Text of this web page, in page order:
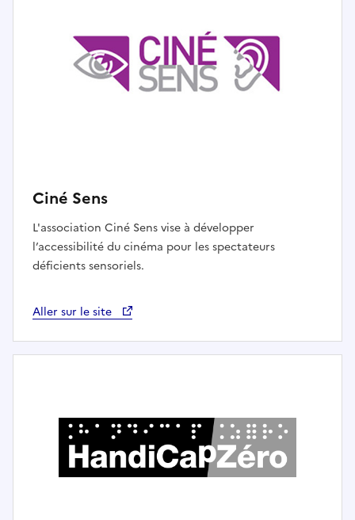
Ciné Sens
L'association Ciné Sens vise à développer
l’accessibilité du cinéma pour les spectateurs
déficients sensoriels.
Aller sur le site